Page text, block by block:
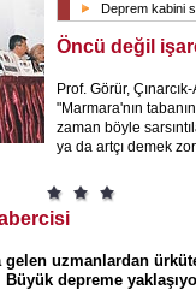
Deprem kabini
Öncü değil
Prof. Görür,
"Marmara'nın
zaman böyle
ya da artçı demek
gelen uzmanlardan
depreme